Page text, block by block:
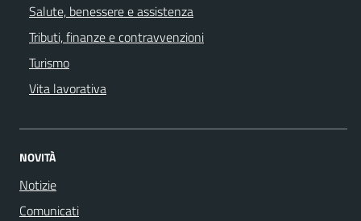
Salute, benessere e assistenza
Tributi, finanze e contravvenzioni
Turismo
Vita lavorativa
NOVITÀ
Notizie
Comunicati